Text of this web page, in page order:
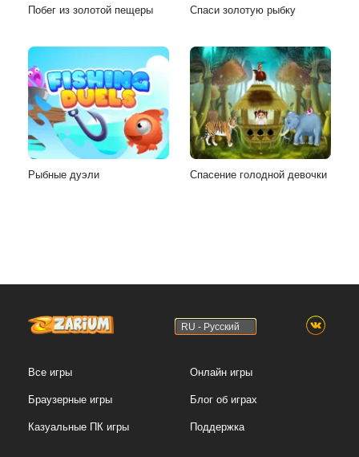
Побег из золотой пещеры Спаси золотую рыбку
Рыбные дуэли Спасение голодной девочки
RU - Русский
Все игры
Браузерные игры
Казуальные ПК игры
Онлайн игры
Блог об играх
Поддержка